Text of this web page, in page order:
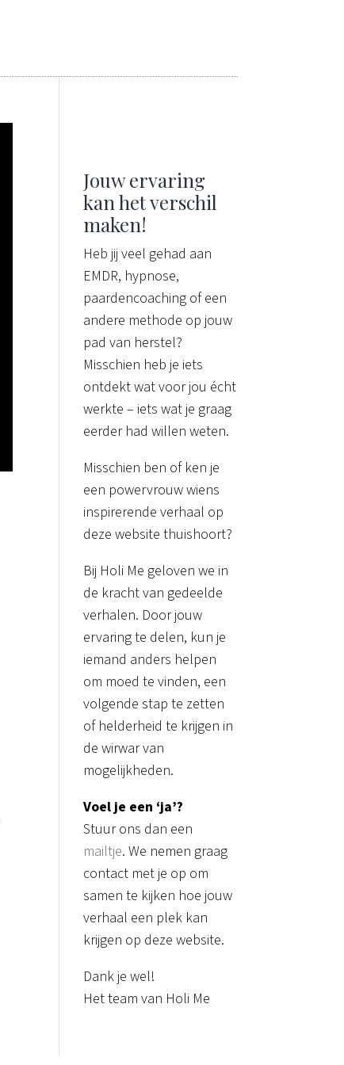
Jouw ervaring
kan het verschil
maken!
Heb jij veel gehad aan
EMDR, hypnose,
paardencoaching of een
andere methode op jouw
pad van herstel?
Misschien heb je iets
ontdekt wat voor jou écht
werkte – iets wat je graag
eerder had willen weten.
Misschien ben of ken je
een powervrouw wiens
inspirerende verhaal op
deze website thuishoort?
Bij Holi Me geloven we in
de kracht van gedeelde
verhalen. Door jouw
ervaring te delen, kun je
iemand anders helpen
om moed te vinden, een
volgende stap te zetten
of helderheid te krijgen in
de wirwar van
mogelijkheden.
Voel je een ‘ja’?
Stuur ons dan een
mailtje. We nemen graag
contact met je op om
samen te kijken hoe jouw
verhaal een plek kan
krijgen op deze website.
Dank je wel!
Het team van Holi Me